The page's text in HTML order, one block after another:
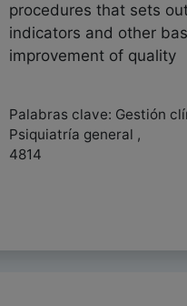
procedures that sets
indicators and other
improvement of quality
Palabras clave: Gestión
Psiquiatría general ,
4814